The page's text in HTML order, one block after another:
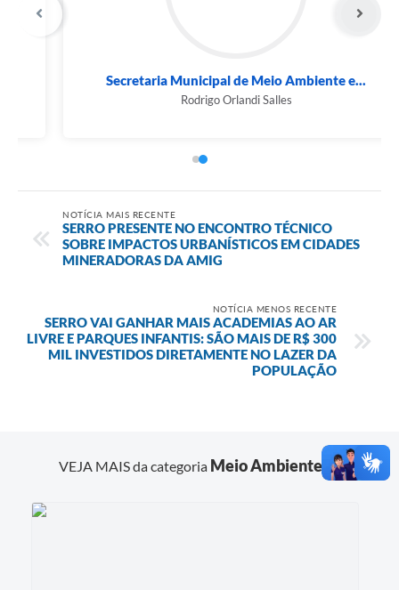
Secretaria Municipal de Meio Ambiente e...
Rodrigo Orlandi Salles
NOTÍCIA MAIS RECENTE
SERRO PRESENTE NO ENCONTRO TÉCNICO
SOBRE IMPACTOS URBANÍSTICOS EM CIDADES
MINERADORAS DA AMIG
NOTÍCIA MENOS RECENTE
SERRO VAI GANHAR MAIS ACADEMIAS AO AR
LIVRE E PARQUES INFANTIS: SÃO MAIS DE R$ 300
MIL INVESTIDOS DIRETAMENTE NO LAZER DA
POPULAÇÃO
VEJA MAIS da categoria Meio Ambiente